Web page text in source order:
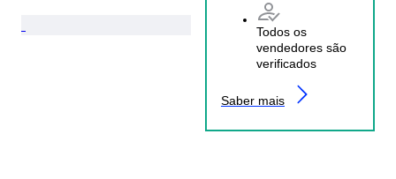
Todos os
vendedores são
verificados
Saber mais